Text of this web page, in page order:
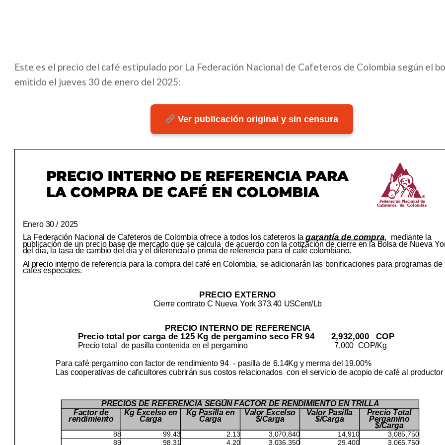
Este es el precio del café estipulado por La Federación Nacional de Cafeteros de Colombia según el
emitido el jueves 30 de enero del 2025:
Ver publicación original y sin censura